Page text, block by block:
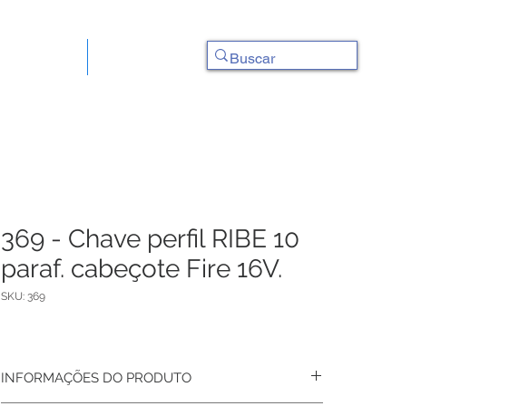
369 - Chave perfil RIBE 10
paraf. cabeçote Fire 16V.
SKU: 369
INFORMAÇÕES DO PRODUTO